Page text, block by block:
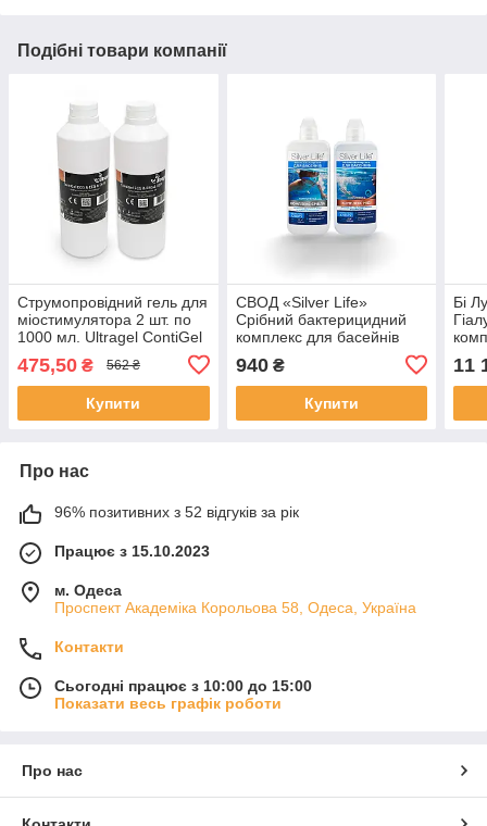
Подібні товари компанії
Струмопровідний гель для
міостимулятора 2 шт. по
1000 мл. Ultragel ContiGel
ECG&EEG&DEFI гель для
ЕКГ
475,50 ₴ 562 ₴
Купити
СВОД «Silver Life»
Срібний бактерицидний
комплекс для басейнів
(2*500 мл). Ресурс 25 м3
940₴
Купити
Бі
11
Про нас
96% позитивних з 52 відгуків за рік
Працює з 15.10.2023
м. Одеса
Проспект Академіка Корольова 58, Одеса, Україна
Контакти
Сьогодні працює з 10:00 до 15:00
Показати весь графік роботи
Про нас